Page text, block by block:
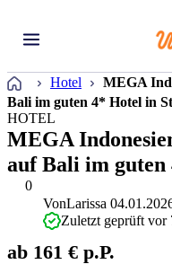
Startseite
Hotel
MEGA
Bali im guten 4* Hotel in
0
HOTEL
MEGA
auf Bali im
VonLarissa
Zuletzt geprüft vor
ab 161 € p.P.